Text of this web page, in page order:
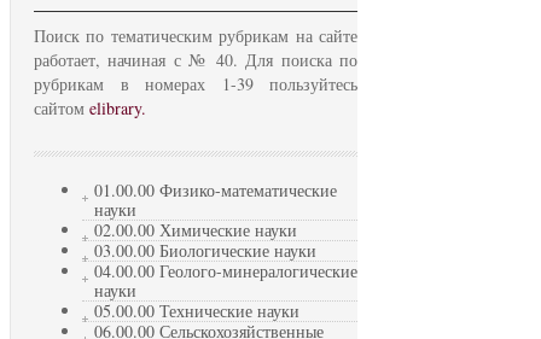
Поиск по тематическим рубрикам на сайте
работает, начиная с № 40. Для поиска по
рубрикам в номерах 1-39 пользуйтесь
сайтом elibrary.
01.00.00 Физико-математические
науки
02.00.00 Химические науки
03.00.00 Биологические науки
04.00.00 Геолого-минералогические
науки
05.00.00 Технические науки
06.00.00 Сельскохозяйственные